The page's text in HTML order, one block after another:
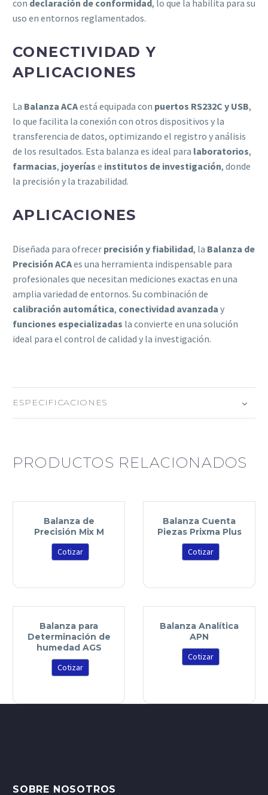
con declaración de conformidad, lo que la habilita para su
uso en entornos reglamentados.
CONECTIVIDAD Y
APLICACIONES
La Balanza ACAestá equipada con puertos RS232C y USB,
lo que facilita la conexión con otros dispositivos y la
transferencia de datos, optimizando el registro y análisis
de los resultados. Esta balanza es ideal para laboratorios,
farmacias, joyerías e institutos de investigación, donde
la precisión y la trazabilidad.
APLICACIONES
Diseñada para ofrecer precisión y fiabilidad, la Balanza de
Precisión ACAes una herramienta indispensable para
profesionales que necesitan mediciones exactas en una
amplia variedad de entornos. Su combinación de
calibración automática, conectividad avanzada y
funciones especializadas la convierte en una solución
ideal para el control de calidad y la investigación.
ESPECIFICACIONES
PRODUCTOS RELACIONADOS
Balanza de
Precisión Mix M
Cotizar
Balanza Cuenta
Piezas Prixma Plus
Cotizar
Balanza para
Determinación de
humedad AGS
Cotizar
Balanza Analítica
APN
Cotizar
SOBRE NOSOTROS